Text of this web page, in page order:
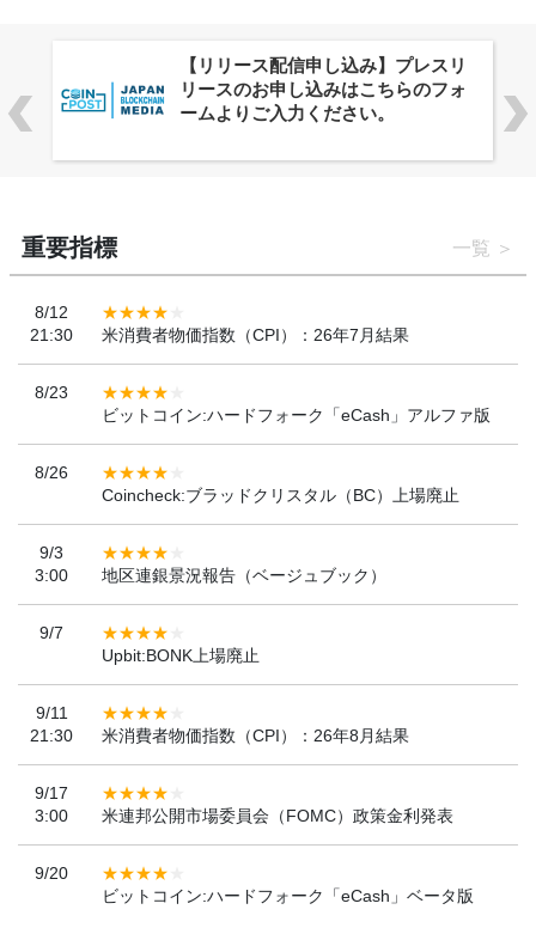
株式会社PlnX、アジア最大級のグロ
ーバルWeb3カンファレンス
「WebX2026」とのコラボレーショ
重要指標 一覧
8/12
21:30
米消費者物価指数（CPI）：26年7月結果
8/23
ビットコイン:ハードフォーク「eCash」アルファ版
8/26
Coincheck:ブラッドクリスタル（BC）上場廃止
9/3
3:00
地区連銀景況報告（ベージュブック）
9/7
Upbit:BONK上場廃止
9/11
21:30
米消費者物価指数（CPI）：26年8月結果
9/17
3:00
米連邦公開市場委員会（FOMC）政策金利発表
9/20
ビットコイン:ハードフォーク「eCash」ベータ版